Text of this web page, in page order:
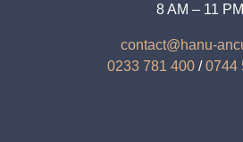
8 AM – 11 PM
contact@hanu-
0233 781 400 /0744